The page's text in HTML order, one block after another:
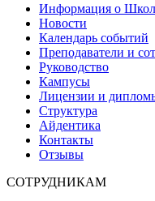
Информация о
Новости
Календарь событий
Преподаватели и
Руководство
Кампусы
Лицензии и
Структура
Айдентика
Контакты
Отзывы
СОТРУДНИКАМ